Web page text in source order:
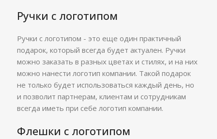
Ручки с логотипом
Ручки с логотипом - это еще один практичный
подарок, который всегда будет актуален. Ручки
можно заказать в разных цветах и стилях, и на них
можно нанести логотип компании. Такой подарок
не только будет использоваться каждый день, но
и позволит партнерам, клиентам и сотрудникам
всегда иметь при себе логотип компании.
Флешки с логотипом